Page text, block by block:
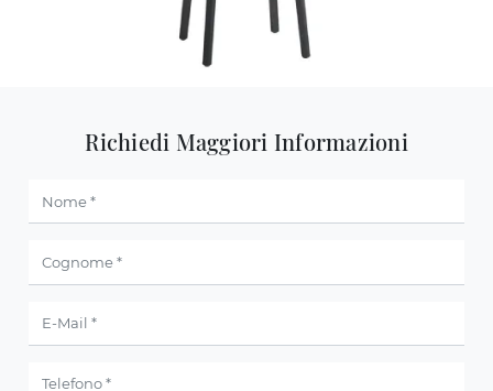
Richiedi Maggiori Informazioni